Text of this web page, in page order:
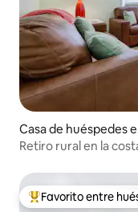
Casa de huéspedes
Retiro rural en la
Favorito entre los
Favorito entre